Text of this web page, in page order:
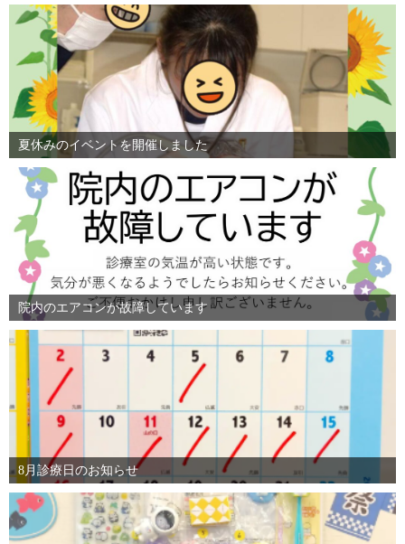
夏休みのイベントを開催しました
院内のエアコンが故障しています
8月診療日のお知らせ